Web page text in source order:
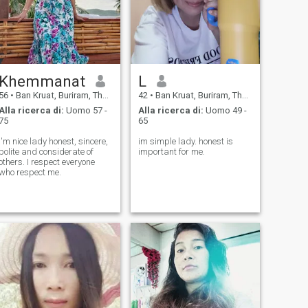
• Ban Kruat, Buriram, Thailandia
ricerca di: Uomo 57 -
nice lady honest, sincere,
and considerate of
I respect everyone
respect me.
L
42 • Ban Kruat, Buriram, Thailandia
Alla ricerca di: Uomo 49 -
65
im simple lady. honest is
important for me.